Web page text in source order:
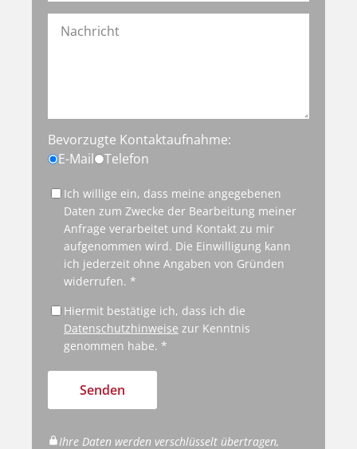
Bevorzugte Kontaktaufnahme:
E-Mail
Telefon
Ich willige ein, dass meine angegebenen
Daten zum Zwecke der Bearbeitung meiner
Anfrage verarbeitet und Kontakt zu mir
aufgenommen wird. Die Einwilligung kann
ich jederzeit ohne Angaben von Gründen
widerrufen. *
Hiermit bestätige ich, dass ich die
Datenschutzhinweise zur Kenntnis
genommen habe. *
Senden
Ihre Daten werden verschlüsselt übertragen,